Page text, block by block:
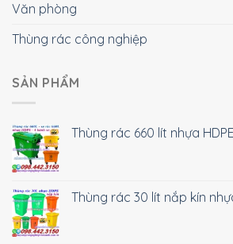
Văn phòng
Thùng rác công nghiệp
SẢN PHẨM
Thùng rác 660 lít nhựa
Thùng rác 30 lít nắp kín